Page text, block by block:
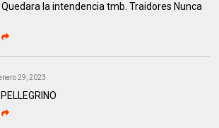
la intendencia tmb. Traidores Nunca
29, 2023